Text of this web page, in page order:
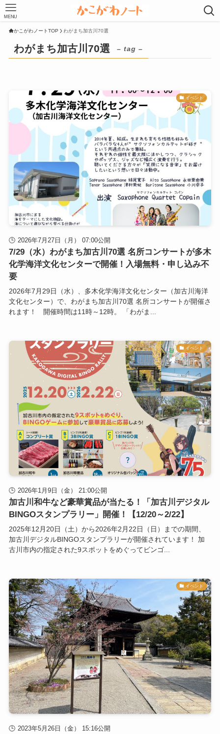
MENU
かこがわノートTOP わがまち加古川70選
わがまち加古川70選 – tag –
イベント
2026年7月27日（月） 07:00公開
7/29（水）わがまち加古川70選 名所コンサートが多木
化学海洋文化センターで開催！入場無料・申し込み不
要
2026年7月29日（水）、多木化学海洋文化センター（加古川海洋
文化センター）で、わがまち加古川70選 名所コンサートが開催さ
れます！ 開催時間は11時～12時。 「わがま...
イベント
2026年1月9日（金） 21:00公開
加古川和牛など豪華賞品が当たる！「加古川デジタル
BINGOスタンプラリー」開催！【12/20～2/22】
2025年12月20日（土）から2026年2月22日（日）までの期間、
加古川デジタルBINGOスタンプラリーが開催されています！ 加
古川市内の指定された9スポットをめぐってビンゴ...
イベント
2023年5月26日（金） 15:16公開